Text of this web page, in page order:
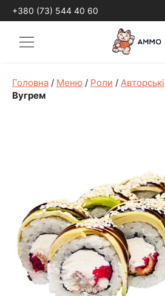
+380 (73) 544 40 60
Головна / Меню / Роли / Aвторські
Вугрем